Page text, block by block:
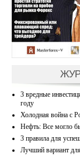
3 вредные
году
Холодная война с
Нефть: Все могло
3 правила для
Лучший вариант